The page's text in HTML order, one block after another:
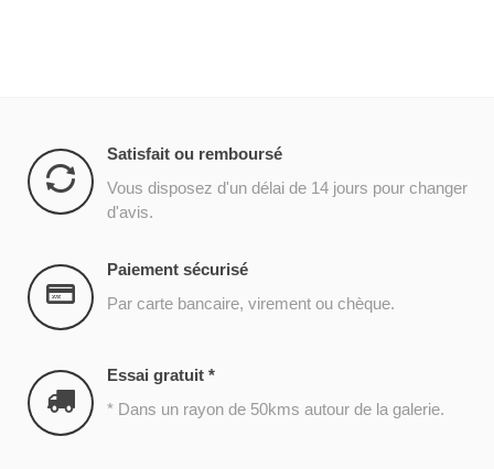
Satisfait ou remboursé
Vous disposez d'un délai de 14 jours pour changer
d'avis.
Paiement sécurisé
Par carte bancaire, virement ou chèque.
Essai gratuit *
* Dans un rayon de 50kms autour de la galerie.